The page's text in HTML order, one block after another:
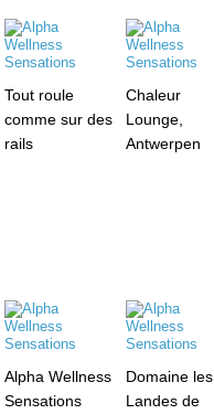
Tout roule
comme sur des
rails
Chaleur
Lounge,
Antwerpen
Alpha Wellness
Sensations
Domaine les
Landes de